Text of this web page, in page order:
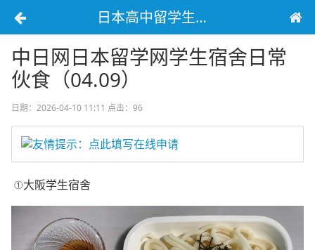
日本高中留学生宿舍生活
中日网日本留学网学生宿舍日常
伙食（04.09）
日期：2026-04-10 11:11 点击：96
友情提示：点此填写在线申请
①大阪学生宿舍